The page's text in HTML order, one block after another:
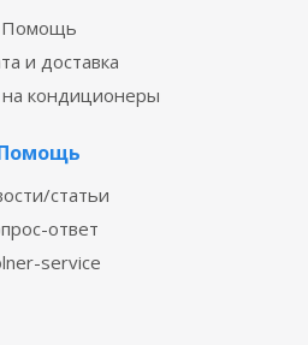
Помощь
и доставка
на кондиционеры
статьи
ответ
service